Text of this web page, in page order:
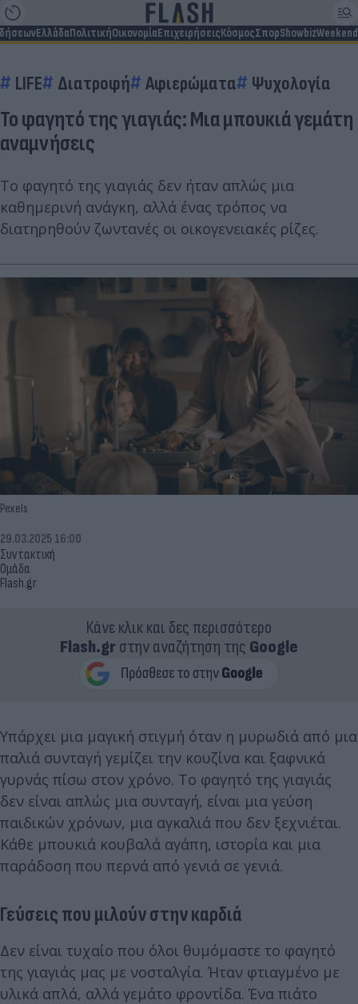
ΕλλάδαΠολιτικήΟικονομίαΕπιχειρήσειςΚόσμοςΣπορShowbizWeekend
LIFE Διατροφή Αφιερώματα Ψυχολογία
Το φαγητό της γιαγιάς: Μια μπουκιά γεμάτη
αναμνήσεις
Το φαγητό της γιαγιάς δεν ήταν απλώς μια
καθημερινή ανάγκη, αλλά ένας τρόπος να
διατηρηθούν ζωντανές οι οικογενειακές ρίζες.
Pexels
Συντακτική
Ομάδα
Flash.gr
29.03.2025 16:00
Κάνε κλικ και δες περισσότερο
Flash.grστην αναζήτηση της Google
Υπάρχει μια μαγική στιγμή όταν η μυρωδιά από μια
παλιά συνταγή γεμίζει την κουζίνα και ξαφνικά
γυρνάς πίσω στον χρόνο. Το φαγητό της γιαγιάς
δεν είναι απλώς μια συνταγή, είναι μια γεύση
παιδικών χρόνων, μια αγκαλιά που δεν ξεχνιέται.
Κάθε μπουκιά κουβαλά αγάπη, ιστορία και μια
παράδοση που περνά από γενιά σε γενιά.
Γεύσεις που μιλούν στην καρδιά
Δεν είναι τυχαίο που όλοι θυμόμαστε το φαγητό
της γιαγιάς μας με νοσταλγία. Ήταν φτιαγμένο με
υλικά απλά, αλλά γεμάτο φροντίδα. Ένα πιάτο